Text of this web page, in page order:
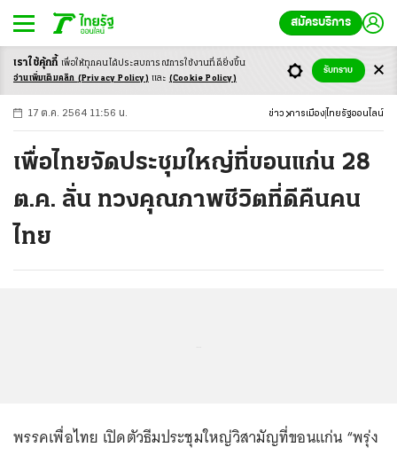
สมัครบริการ
-ก ก ก+
17 ต.ค. 2564 11:56 น. ข่าว การเมือง ไทยรัฐออนไลน์
เพื่อไทยจัดประชุมใหญ่ที่ขอนแก่น 28
ต.ค. ลั่น ทวงคุณภาพชีวิตที่ดีคืนคน
ไทย
พรรคเพื่อไทย เปิดตัวธีมประชุมใหญ่วิสามัญที่ขอนแก่น “พรุ่ง
เราใช้คุ้กกี้ เพื่อให้ทุกคนได้ประสบการณ์การใช้งานที่ดียิ่งขึ้น
อ่านเพิ่มเติมคลิก (Privacy Policy) และ (Cookie Policy)
รับทราบ